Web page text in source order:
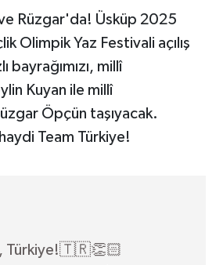
ve Rüzgar'da! Üsküp 2025
Olimpik Yaz Festivali açılış
bayrağımızı, millî
Kuyan ile millî
Öpçün taşıyacak.
Team Türkiye!
Türkiye!🇹🇷👏🏻